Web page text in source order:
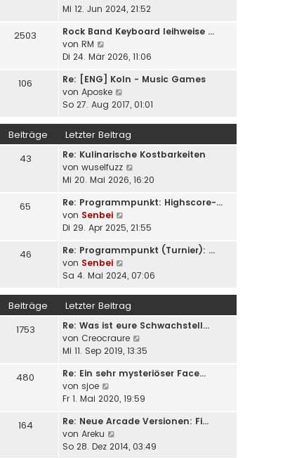
e
i
r
g
t
r
e
r
a
g
e
r
i
r
a
Mi 12. Jun 2024, 21:52
2503
Rock Band Keyboard leihweise …
von RM
e
e
s
t
r
B
e
i
a
g
Di 24. Mär 2026, 11:06
106
Re: [ENG] Koln - Music Games
von Aposke
e
s
t
e
r
e
t
a
So 27. Aug 2017, 01:01
Beiträge Letzter Beitrag
43
Re: Kulinarische Kostbarkeiten
von wuselfuzz
e
e
t
r
e
i
r
a
g
Mi 20. Mai 2026, 16:20
65
Re: Programmpunkt: Highscore-…
von Senbei
e
e
t
r
B
e
i
t
a
Di 29. Apr 2025, 21:55
46
Re: Programmpunkt (Turnier): …
von Senbei
e
s
t
e
r
e
t
a
Sa 4. Mai 2024, 07:06
Beiträge Letzter Beitrag
1753
Re: Was ist eure Schwachstell…
von Creocraure
e
e
t
e
Mi 11. Sep 2019, 13:35
480
Re: Ein sehr mysteriöser Face…
von sjoe
e
e
s
t
Fr 1. Mai 2020, 19:59
164
Re: Neue Arcade Versionen: Fi…
von Areku
e
So 28. Dez 2014, 03:49